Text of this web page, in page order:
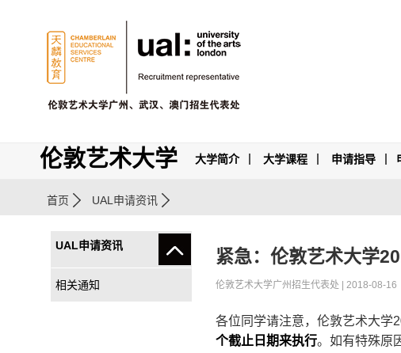
大学简介 大学课程 申请指导
伦敦艺术大学
首页 UAL申请资讯
UAL申请资讯
相关通知
紧急：伦敦艺术大学
伦敦艺术大学广州招生代表处 | 2018-08-16
各位同学请注意，伦敦艺术大学
个截止日期来执行。如有特殊原